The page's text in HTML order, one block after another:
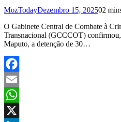
MozTodayDezembro 15, 202502
O Gabinete Central de Combate à
Transnacional (GCCCOT)
Maputo, a detenção de 30…
Facebook
Email
WhatsApp